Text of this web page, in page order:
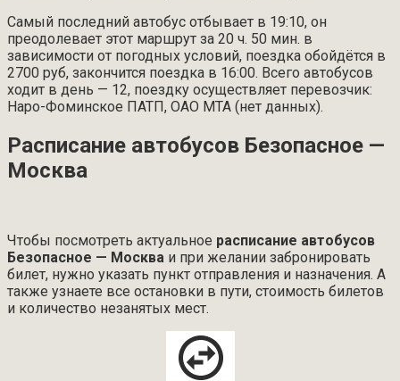
Самый последний автобус отбывает в 19:10, он
преодолевает этот маршрут за 20 ч. 50 мин. в
зависимости от погодных условий, поездка обойдётся в
2700 руб, закончится поездка в 16:00. Всего автобусов
ходит в день — 12, поездку осуществляет перевозчик:
Наро-Фоминское ПАТП, ОАО МТА (нет данных).
Расписание автобусов Безопасное —
Москва
Чтобы посмотреть актуальное расписание автобусов
Безопасное — Москва и при желании забронировать
билет, нужно указать пункт отправления и назначения. А
также узнаете все остановки в пути, стоимость билетов
и количество незанятых мест.